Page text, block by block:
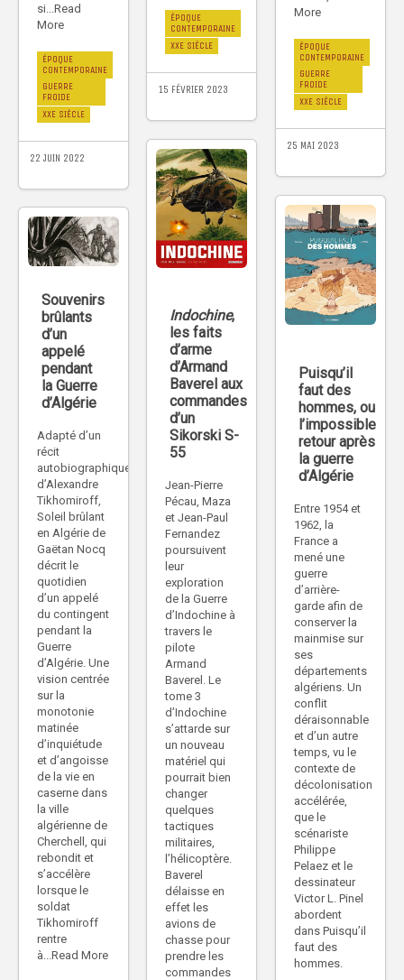
More
ÉPOQUE
CONTEMPORAINE
GUERRE
FROIDE
XXE SIÈCLE
25 MAI 2023
ÉPOQUE
CONTEMPORAINE
XXE SIÈCLE
15 FÉVRIER 2023
si...Read
More
ÉPOQUE
CONTEMPORAINE
GUERRE
FROIDE
XXE SIÈCLE
22 JUIN 2022
Indochine,
les faits
d’arme
d’Armand
Baverel aux
commandes
d’un
Sikorski S-
55
Jean-Pierre
Pécau, Maza
et Jean-Paul
Fernandez
poursuivent
leur
exploration
de la Guerre
d’Indochine à
travers le
pilote
Armand
Baverel. Le
tome 3
d’Indochine
s’attarde sur
un nouveau
matériel qui
pourrait bien
changer
quelques
tactiques
militaires,
l’hélicoptère.
Baverel
délaisse en
effet les
avions de
chasse pour
prendre les
commandes
Puisqu’il
faut des
hommes, ou
l’impossible
retour après
la guerre
d’Algérie
Entre 1954 et
1962, la
France a
mené une
guerre
d’arrière-
garde afin de
conserver la
mainmise sur
ses
départements
algériens. Un
conflit
déraisonnable
et d’un autre
temps, vu le
contexte de
décolonisation
accélérée,
que le
scénariste
Philippe
Pelaez et le
dessinateur
Victor L. Pinel
abordent
dans Puisqu’il
faut des
hommes.
Souvenirs
brûlants
d’un
appelé
pendant
la Guerre
d’Algérie
Adapté d’un
récit
autobiographique
d’Alexandre
Tikhomiroff,
Soleil brûlant
en Algérie de
Gaëtan Nocq
décrit le
quotidien
d’un appelé
du contingent
pendant la
Guerre
d’Algérie. Une
vision centrée
sur la
monotonie
matinée
d’inquiétude
et d’angoisse
de la vie en
caserne dans
la ville
algérienne de
Cherchell, qui
rebondit et
s’accélère
lorsque le
soldat
Tikhomiroff
rentre
à...Read More